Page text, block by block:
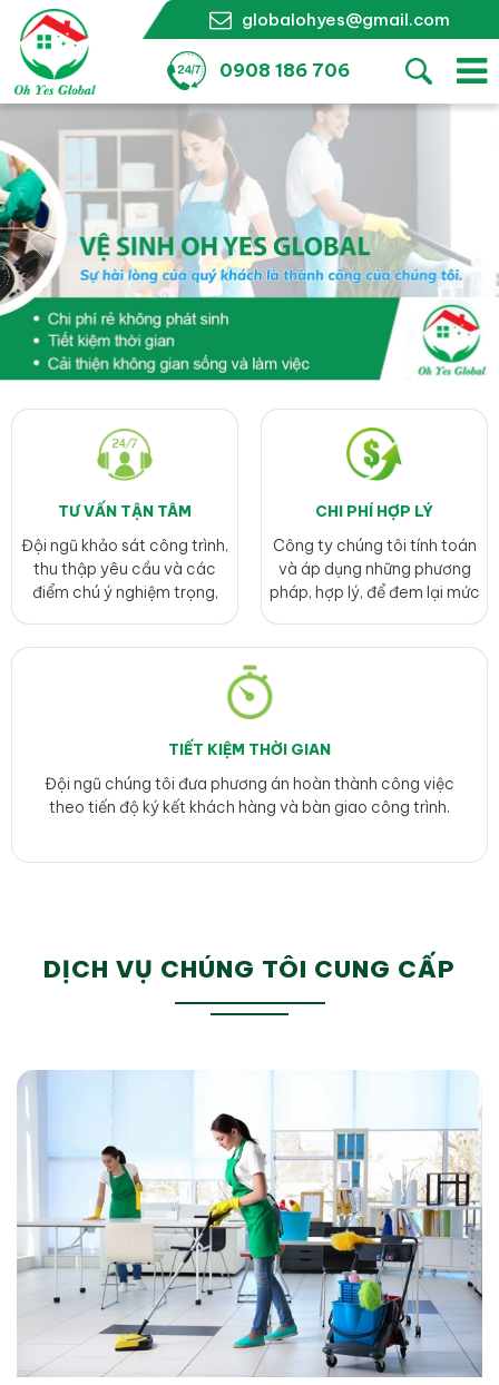
globalohyes@gmail.com
0908 186 706
TƯ VẤN TẬN TÂM
Đội ngũ khảo sát công trình,
thu thập yêu cầu và các
điểm chú ý nghiệm trọng,
CHI PHÍ HỢP LÝ
Công ty chúng tôi tính toán
và áp dụng những phương
pháp, hợp lý, để đem lại mức
TIẾT KIỆM THỜI GIAN
Đội ngũ chúng tôi đưa phương án hoàn thành công việc
theo tiến độ ký kết khách hàng và bàn giao công trình.
DỊCH VỤ CHÚNG TÔI CUNG CẤP